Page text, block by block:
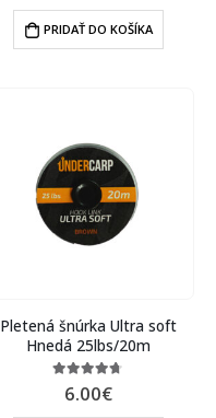
PRIDAŤ DO KOŠÍKA
Pletená šnúrka Ultra soft
Hnedá 25lbs/20m
4.60 out of 5
6.00€